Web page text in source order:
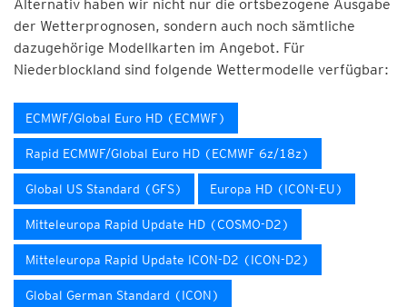
Alternativ haben wir nicht nur die ortsbezogene Ausgabe
der Wetterprognosen, sondern auch noch sämtliche
dazugehörige Modellkarten im Angebot. Für
Niederblockland sind folgende Wettermodelle verfügbar:
ECMWF/Global Euro HD (ECMWF)
Rapid ECMWF/Global Euro HD (ECMWF 6z/18z)
Global US Standard (GFS) Europa HD (ICON-EU)
Mitteleuropa Rapid Update HD (COSMO-D2)
Mitteleuropa Rapid Update ICON-D2 (ICON-D2)
Global German Standard (ICON)